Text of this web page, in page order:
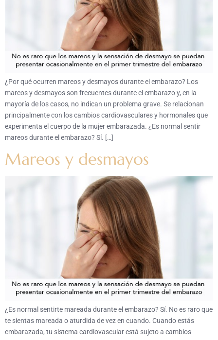
¿Por qué ocurren mareos y desmayos durante el embarazo? Los
mareos y desmayos son frecuentes durante el embarazo y, en la
mayoría de los casos, no indican un problema grave. Se relacionan
principalmente con los cambios cardiovasculares y hormonales que
experimenta el cuerpo de la mujer embarazada. ¿Es normal sentir
mareos durante el embarazo? Sí. […]
Mareos y desmayos
¿Es normal sentirte mareada durante el embarazo? Sí. No es raro que
te sientas mareada o aturdida de vez en cuando. Cuando estás
embarazada, tu sistema cardiovascular está sujeto a cambios